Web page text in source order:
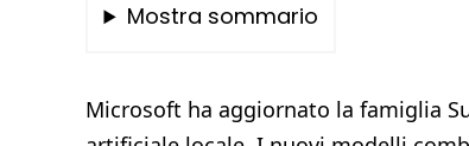
Mostra sommario
Microsoft ha aggiornato la famiglia